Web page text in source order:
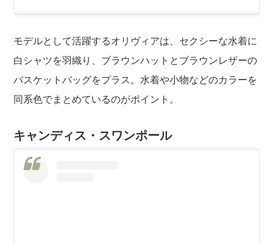
モデルとして活躍するオリヴィアは、セクシーな水着に
白シャツを羽織り、ブラウンハットとブラウンレザーの
バスケットバッグをプラス。水着や小物などのカラーを
同系色でまとめているのがポイント。
キャンディス・スワンポール